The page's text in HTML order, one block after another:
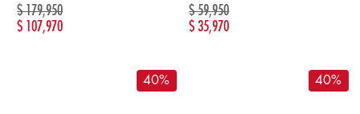
$179,950
$ 107,970
$59,950
$35,970
40% 40%